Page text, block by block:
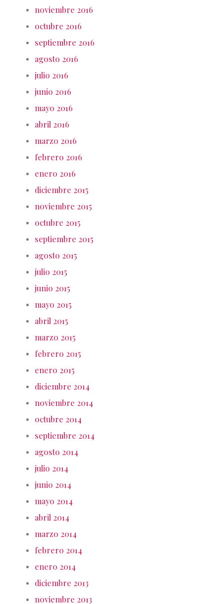
noviembre 2016
octubre 2016
septiembre 2016
agosto 2016
julio 2016
junio 2016
mayo 2016
abril 2016
marzo 2016
febrero 2016
enero 2016
diciembre 2015
noviembre 2015
octubre 2015
septiembre 2015
agosto 2015
julio 2015
junio 2015
mayo 2015
abril 2015
marzo 2015
febrero 2015
enero 2015
diciembre 2014
noviembre 2014
octubre 2014
septiembre 2014
agosto 2014
julio 2014
junio 2014
mayo 2014
abril 2014
marzo 2014
febrero 2014
enero 2014
diciembre 2013
noviembre 2013